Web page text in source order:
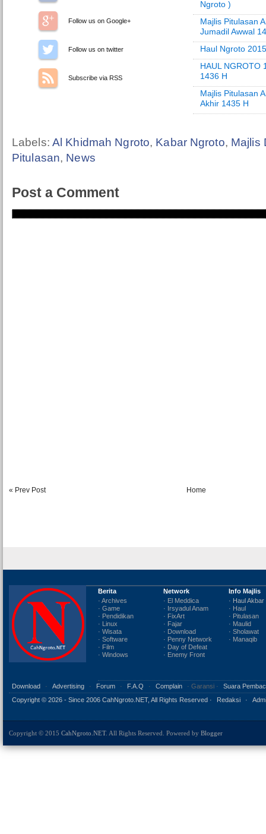
Follow us on Google+
Follow us on Twitter
Subscribe via RSS
Ngroto )
Majlis Pitulasan
Jumadil Awwal
Haul Ngroto
HAUL NGROTO
1436 H
Majlis Pitulasan
Akhir 1435 H
Labels: Al Khidmah Ngroto, Kabar Ngroto, Majlis
Pitulasan, News
Post a Comment
« Prev Post Home
Berita
· Archives
· Game
· Pendidikan
· Linux
· Wisata
· Software
· Film
· Windows
Network
· El Meddica
· Irsyadul Anam
· FixArt
· Fajar
· Download
· Penny Network
· Day of Defeat
· Enemy Front
Info Majlis
· Haul Akbar
· Haul
· Pitulasan
· Maulid
· Sholawat
· Manaqib
Download · Advertising · Forum · F.A.Q · Complain · Garansi ·
Suara
Copyright © 2026 - Since 2006 CahNgroto.NET, All Rights Reserved · Redaksi ·
Copyright © 2015 CahNgroto.NET. All Rights Reserved. Powered by Blogger